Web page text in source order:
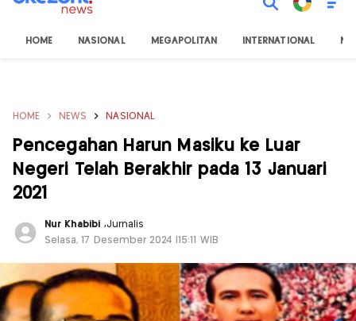
HOME NASIONAL MEGAPOLITAN INTERNATIONAL
HOME NEWS NASIONAL
Pencegahan Harun Masiku ke Luar
Negeri Telah Berakhir pada 13 Januari
2021
Nur Khabibi ,Jurnalis
Selasa, 17 Desember 2024 |15:11 WIB